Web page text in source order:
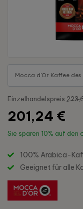
100% Arabica-
Geeignet für alle
Einzelhandelspreis
201,24 €
Sie sparen 10% auf den